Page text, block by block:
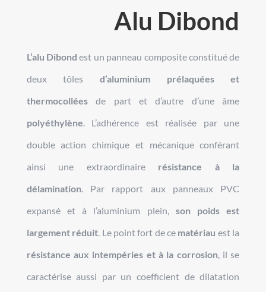
Alu Dibond
L’alu Dibond est un panneau composite constitué de
deux tôles d’aluminium prélaquées et
thermocolléesde part et d’autre d’une âme
polyéthylène. L’adhérence est réalisée par une
double action chimique et mécanique conférant
ainsi une extraordinaire résistance à la
délamination. Par rapport aux panneaux PVC
expansé et à l’aluminium plein,son poids est
largement réduit. Le point fort de ce matériau est la
résistance aux intempéries et à la corrosion, il se
caractérise aussi par un coefficient de dilatation